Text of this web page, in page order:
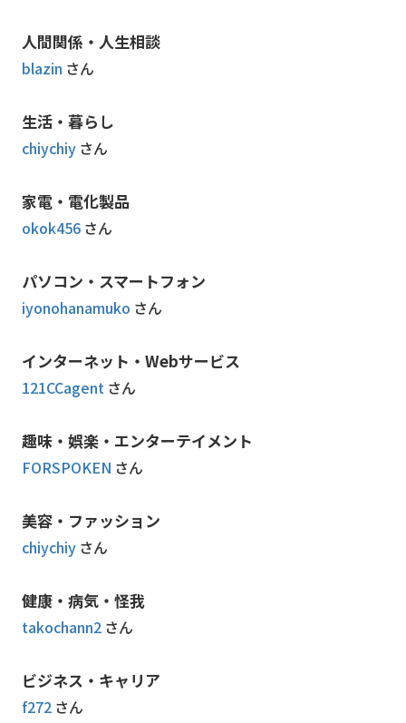
人間関係・人生相談
blazin さん
生活・暮らし
chiychiy さん
家電・電化製品
okok456 さん
パソコン・スマートフォン
iyonohanamuko さん
インターネット・Webサービス
121CCagent さん
趣味・娯楽・エンターテイメント
FORSPOKEN さん
美容・ファッション
chiychiy さん
健康・病気・怪我
takochann2 さん
ビジネス・キャリア
f272 さん